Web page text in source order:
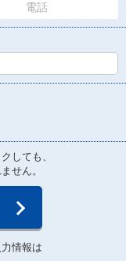
電話
しても、
せん。
情報は